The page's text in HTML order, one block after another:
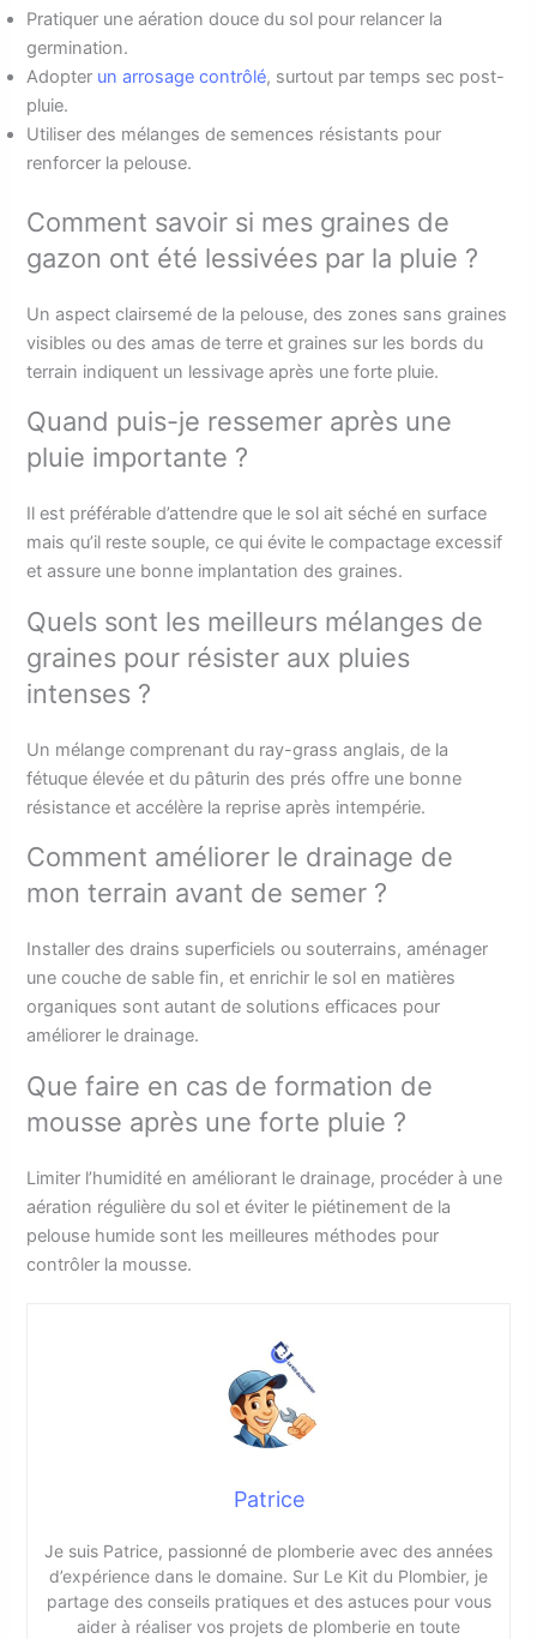
Pratiquer une aération douce du sol pour relancer la
germination.
Adopter un arrosage contrôlé, surtout par temps sec post-
pluie.
Utiliser des mélanges de semences résistants pour
renforcer la pelouse.
Comment savoir si mes graines de
gazon ont été lessivées par la pluie ?
Un aspect clairsemé de la pelouse, des zones sans graines
visibles ou des amas de terre et graines sur les bords du
terrain indiquent un lessivage après une forte pluie.
Quand puis-je ressemer après une
pluie importante ?
Il est préférable d’attendre que le sol ait séché en surface
mais qu’il reste souple, ce qui évite le compactage excessif
et assure une bonne implantation des graines.
Quels sont les meilleurs mélanges de
graines pour résister aux pluies
intenses ?
Un mélange comprenant du ray-grass anglais, de la
fétuque élevée et du pâturin des prés offre une bonne
résistance et accélère la reprise après intempérie.
Comment améliorer le drainage de
mon terrain avant de semer ?
Installer des drains superficiels ou souterrains, aménager
une couche de sable fin, et enrichir le sol en matières
organiques sont autant de solutions efficaces pour
améliorer le drainage.
Que faire en cas de formation de
mousse après une forte pluie ?
Limiter l’humidité en améliorant le drainage, procéder à une
aération régulière du sol et éviter le piétinement de la
pelouse humide sont les meilleures méthodes pour
contrôler la mousse.
Patrice
Je suis Patrice, passionné de plomberie avec des années
d’expérience dans le domaine. Sur Le Kit du Plombier, je
partage des conseils pratiques et des astuces pour vous
aider à réaliser vos projets de plomberie en toute